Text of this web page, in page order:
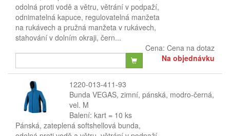
odolná proti vodě a větru, větrání v podpaží,
odnimatelná kapuce, regulovatelná manžeta
na rukávech a pružná manžeta v rukávech,
stahování v dolním okraji, čern...
Cena: Cena na dotaz
Na objednávku
1220-013-411-93
Bunda VEGAS, zimní, pánská, modro-černá,
vel. M
Balení: kart = 10 ks
Pánská, zateplená softshellová bunda,